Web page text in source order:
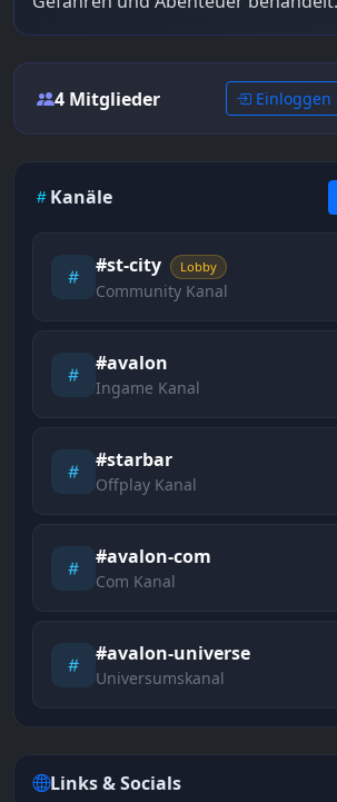
4 Mitglieder
Kanäle
#st-city Lobby
Community Kanal
#avalon
Ingame Kanal
#starbar
Offplay Kanal
#avalon-com
Com Kanal
#avalon-universe
Universumskanal
Links & Socials